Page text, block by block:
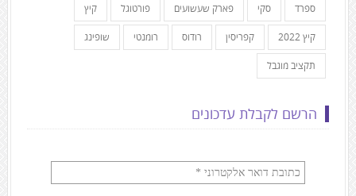
ספרד סקי פארק שעשועים פורטוגל קיץ
קיץ 2022 קפריסין רודוס רומנטי שופינג
תקציב מוגבל
הרשם לקבלת עדכונים